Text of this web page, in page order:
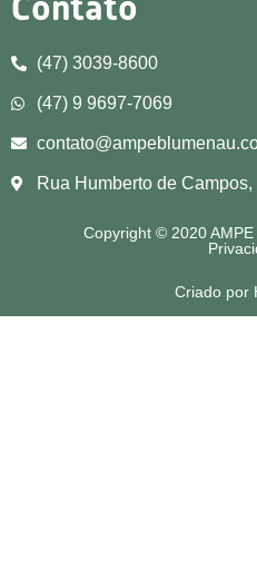
(47) 3039-8600
(47) 9 9697-7069
Rua Humberto de
Copyright © 2020
Criado por